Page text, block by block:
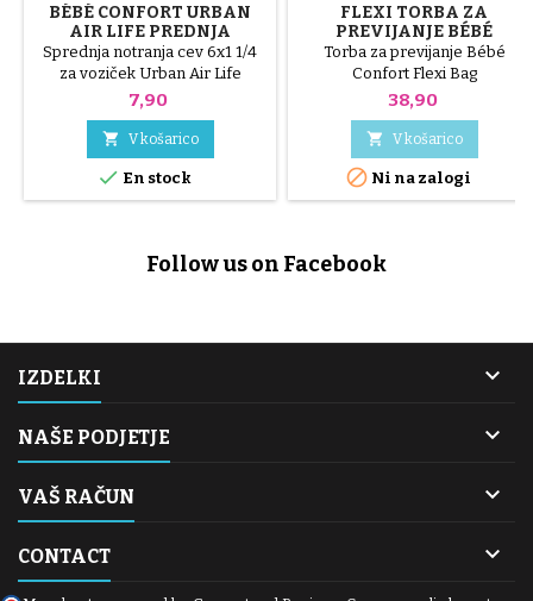
BÉBÉ CONFORT URBAN
AIR LIFE PREDNJA
NOTRANJA CEV
Sprednja notranja cev 6x1 1/4
za voziček Urban Air Life
Cena
7,90
 V košarico
 En stock
FLEXI TORBA ZA
PREVIJANJE BÉBÉ
CONFORT
Torba za previjanje Bébé
Confort Flexi Bag
Cena
38,90
 V košarico
 Ni na zalogi
Follow us on Facebook
IZDELKI 
NAŠE PODJETJE 
VAŠ RAČUN 
CONTACT 